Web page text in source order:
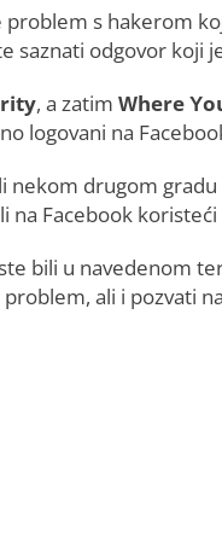
s hakerom
saznati odgovor koji
, a zatim Where
logovani na
drugom
na Facebook
bili u navedenom
ali i pozvati